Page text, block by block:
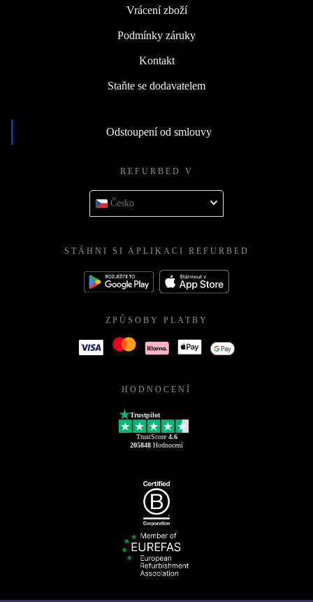
Vrácení zboží
Podmínky záruky
Kontakt
Staňte se dodavatelem
Odstoupení od smlouvy
REFURBED V
Česko
STÁHNI SI APLIKACI REFURBED
ZPŮSOBY PLATBY
HODNOCENÍ
Trustpilot
TrustScore 4.6
205848 Hodnocení